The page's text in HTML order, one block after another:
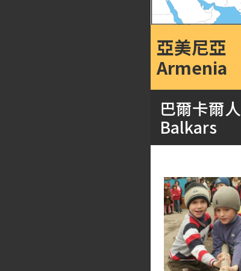
亞美尼亞
Armenia
巴爾卡爾人
Balkars